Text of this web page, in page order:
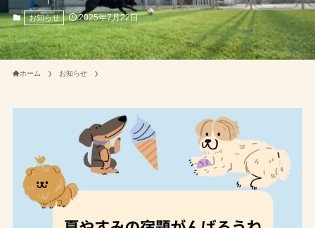
お知らせ 2025年7月22日
ホーム お知らせ